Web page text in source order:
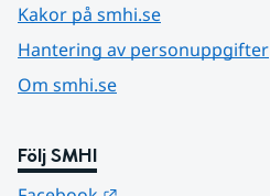
Kakor på smhi.se
Hantering av personuppgifter
Om smhi.se
Följ SMHI